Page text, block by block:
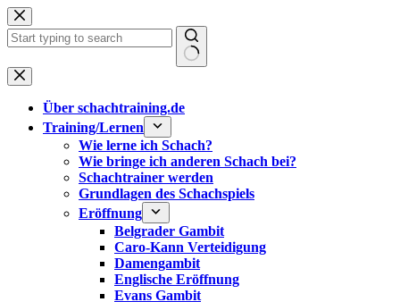
Zum
Inhalt
springen
Keine
Ergebnisse
Über schachtraining.de
Training/Lernen
Wie lerne ich Schach?
Wie bringe ich anderen Schach bei?
Schachtrainer werden
Grundlagen des Schachspiels
Eröffnung
Belgrader Gambit
Caro-Kann Verteidigung
Damengambit
Englische Eröffnung
Evans Gambit